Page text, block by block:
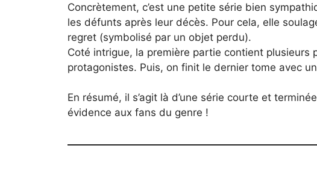
Concrètement, c’est une petite série bien
les défunts après leur décès. Pour cela, elle
regret (symbolisé par un objet perdu).
Coté intrigue, la première partie contient plusieurs
protagonistes. Puis, on finit le dernier tome avec
En résumé, il s’agit là d’une série courte et
évidence aux fans du genre !